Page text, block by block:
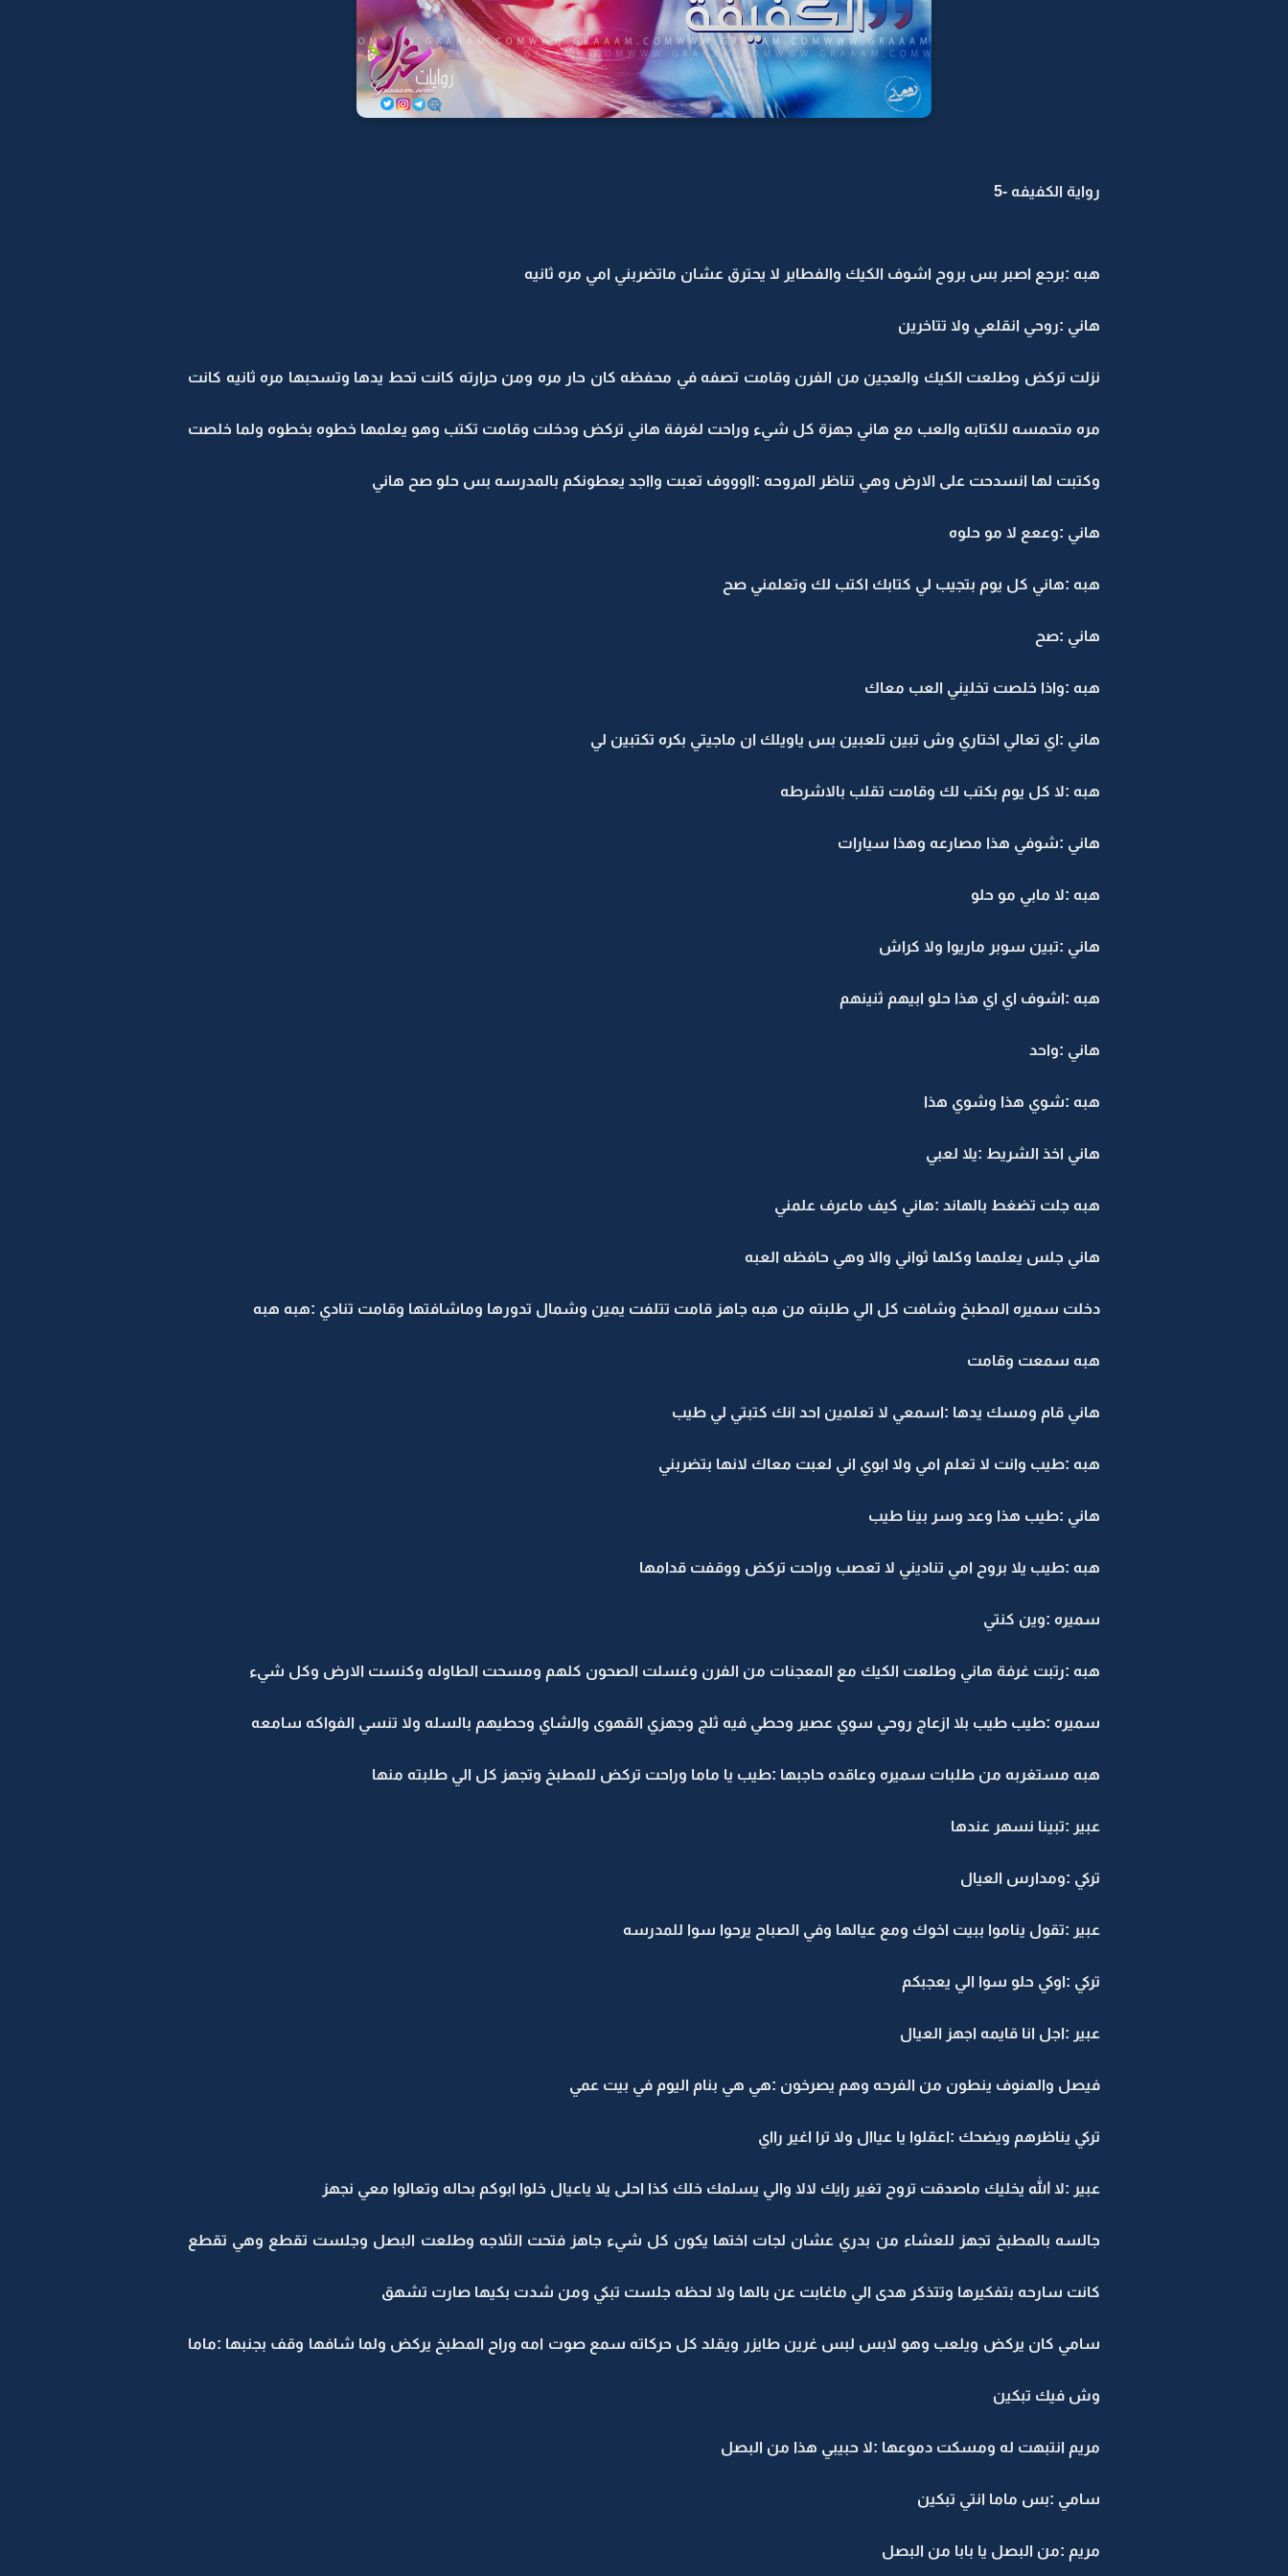
رواية الكفيفه -5
هبه :برجع اصبر بس بروح اشوف الكيك والفطاير لا يحترق عشان ماتضربني امي مره ثانيه
هاني :روحي انقلعي ولا تتاخرين
نزلت تركض وطلعت الكيك والعجين من الفرن وقامت تصفه في محفظه كان حار مره ومن حرارته كانت تحط يدها وتسحبها مره ثانيه كانت
مره متحمسه للكتابه والعب مع هاني جهزة كل شيء وراحت لغرفة هاني تركض ودخلت وقامت تكتب وهو يعلمها خطوه بخطوه ولما خلصت
وكتبت لها انسدحت على الارض وهي تناظر المروحه :ااوووف تعبت وااجد يعطونكم بالمدرسه بس حلو صح هاني
هاني :وععع لا مو حلوه
هبه :هاني كل يوم بتجيب لي كتابك اكتب لك وتعلمني صح
هاني :صح
هبه :واذا خلصت تخليني العب معاك
هاني :اي تعالي اختاري وش تبين تلعبين بس ياويلك ان ماجيتي بكره تكتبين لي
هبه :لا كل يوم بكتب لك وقامت تقلب بالاشرطه
هاني :شوفي هذا مصارعه وهذا سيارات
هبه :لا مابي مو حلو
هاني :تبين سوبر ماريوا ولا كراش
هبه :اشوف اي اي هذا حلو ابيهم ثنينهم
هاني :واحد
هبه :شوي هذا وشوي هذا
هاني اخذ الشريط :يلا لعبي
هبه جلت تضغط بالهاند :هاني كيف ماعرف علمني
هاني جلس يعلمها وكلها ثواني والا وهي حافظه العبه
دخلت سميره المطبخ وشافت كل الي طلبته من هبه جاهز قامت تتلفت يمين وشمال تدورها وماشافتها وقامت تنادي :هبه هبه
هبه سمعت وقامت
هاني قام ومسك يدها :اسمعي لا تعلمين احد انك كتبتي لي طيب
هبه :طيب وانت لا تعلم امي ولا ابوي اني لعبت معاك لانها بتضربني
هاني :طيب هذا وعد وسر بينا طيب
هبه :طيب يلا بروح امي تناديني لا تعصب وراحت تركض ووقفت قدامها
سميره :وين كنتي
هبه :رتبت غرفة هاني وطلعت الكيك مع المعجنات من الفرن وغسلت الصحون كلهم ومسحت الطاوله وكنست الارض وكل شيء
سميره :طيب طيب بلا ازعاج روحي سوي عصير وحطي فيه ثلج وجهزي القهوى والشاي وحطيهم بالسله ولا تنسي الفواكه سامعه
هبه مستغربه من طلبات سميره وعاقده حاجبها :طيب يا ماما وراحت تركض للمطبخ وتجهز كل الي طلبته منها
عبير :تبينا نسهر عندها
تركي :ومدارس العيال
عبير :تقول يناموا ببيت اخوك ومع عيالها وفي الصباح يرحوا سوا للمدرسه
تركي :اوكي حلو سوا الي يعجبكم
عبير :اجل انا قايمه اجهز العيال
فيصل والهنوف ينطون من الفرحه وهم يصرخون :هي هي بنام اليوم في بيت عمي
تركي يناظرهم ويضحك :اعقلوا يا عياال ولا ترا اغير رااي
عبير :لا الله يخليك ماصدقت تروح تغير رايك لالا والي يسلمك خلك كذا احلى يلا ياعيال خلوا ابوكم بحاله وتعالوا معي نجهز
جالسه بالمطبخ تجهز للعشاء من بدري عشان لجات اختها يكون كل شيء جاهز فتحت الثلاجه وطلعت البصل وجلست تقطع وهي تقطع
كانت سارحه بتفكيرها وتتذكر هدى الي ماغابت عن بالها ولا لحظه جلست تبكي ومن شدت بكيها صارت تشهق
سامي كان يركض ويلعب وهو لابس لبس غرين طايزر ويقلد كل حركاته سمع صوت امه وراح المطبخ يركض ولما شافها وقف بجنبها :ماما
وش فيك تبكين
مريم انتبهت له ومسكت دموعها :لا حبيبي هذا من البصل
سامي :بس ماما انتي تبكين
مريم :من البصل يا بابا من البصل